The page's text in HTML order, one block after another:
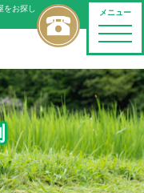
メニュー
toggle
をお探し